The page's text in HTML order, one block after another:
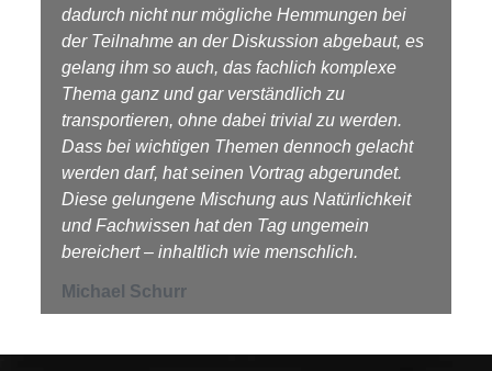
dadurch nicht nur mögliche Hemmungen bei
der Teilnahme an der Diskussion abgebaut, es
gelang ihm so auch, das fachlich komplexe
Thema ganz und gar verständlich zu
transportieren, ohne dabei trivial zu werden.
Dass bei wichtigen Themen dennoch gelacht
werden darf, hat seinen Vortrag abgerundet.
Diese gelungene Mischung aus Natürlichkeit
und Fachwissen hat den Tag ungemein
bereichert – inhaltlich wie menschlich.
Michael Schurr